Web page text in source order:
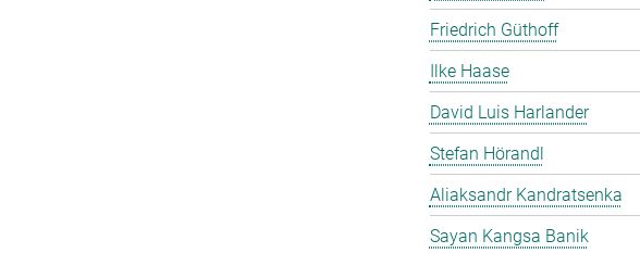
Friedrich Güthoff
Ilke Haase
David Luis Harlander
Stefan Hörandl
Aliaksandr Kandratsenka
Sayan Kangsa Banik